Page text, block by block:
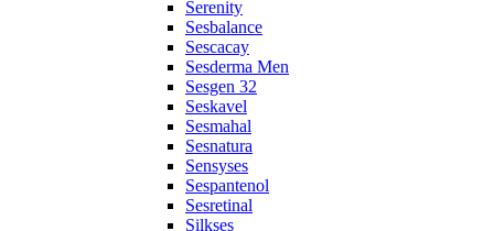
Serenity
Sesbalance
Sescacay
Sesderma Men
Sesgen 32
Seskavel
Sesmahal
Sesnatura
Sensyses
Sespantenol
Sesretinal
Silkses